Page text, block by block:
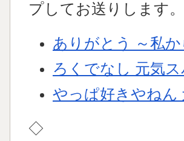
プしてお送りします
ありがとう ～私
ろくでなし 元気
やっぱ好きやねん
◇